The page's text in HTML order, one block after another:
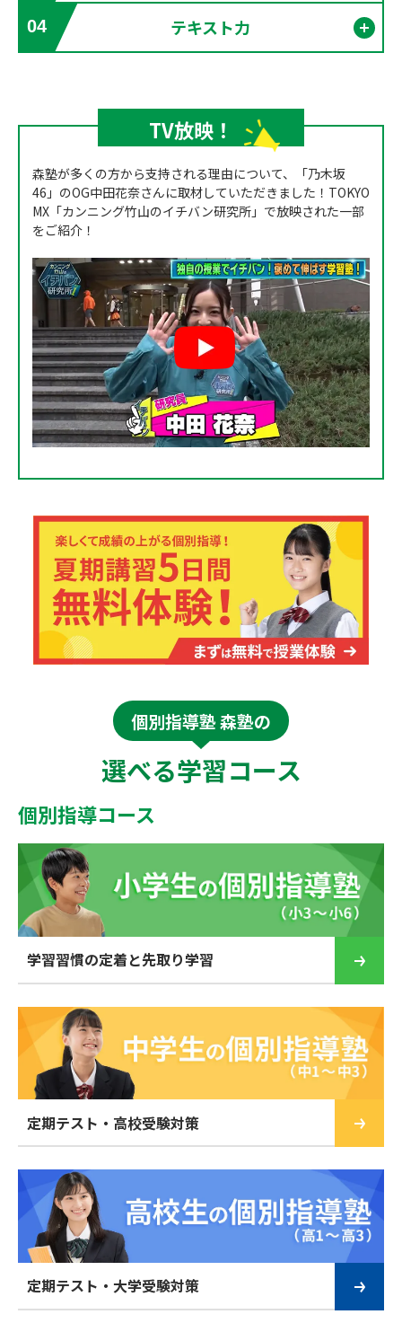
04 テキスト力
TV放映！
森塾が多くの方から支持される理由について、「乃木坂
46」のOG中田花奈さんに取材していただきました！TOKYO
MX「カンニング竹山のイチバン研究所」で放映された一部
をご紹介！
個別指導塾 森塾の
選べる学習コース
個別指導コース
学習習慣の定着と先取り学習
定期テスト・高校受験対策
定期テスト・大学受験対策